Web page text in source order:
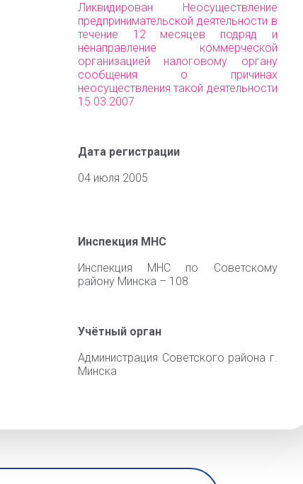
Ликвидирован Неосуществление
предпринимательской деятельности в
течение 12 месяцев подряд и
ненаправление коммерческой
организацией налоговому органу
сообщения о причинах
неосуществления такой деятельности
15.03.2007
Дата регистрации
04 июля 2005
Инспекция МНС
Инспекция МНС по Советскому
району Минска – 108
Учётный орган
Администрация Советского района г.
Минска